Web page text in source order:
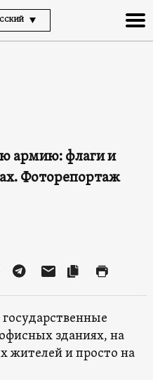
армию: флаги и
Фоторепортаж
зданиях, на
жителей и просто на